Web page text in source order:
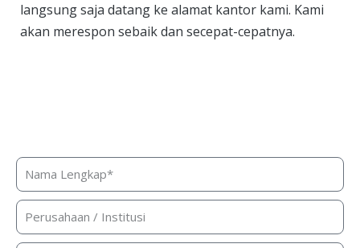
langsung saja datang ke alamat kantor kami. Kami
akan merespon sebaik dan secepat-cepatnya.